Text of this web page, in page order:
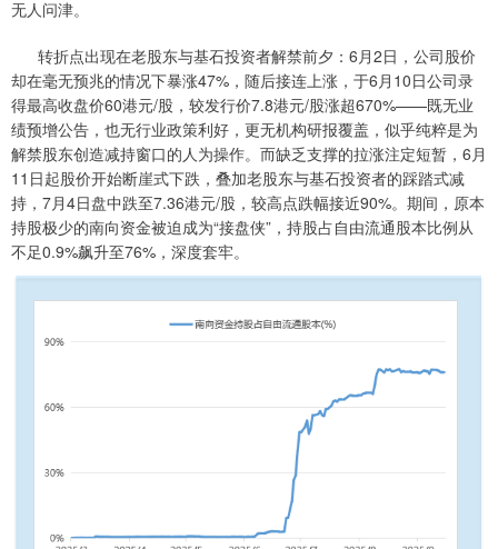
无人问津。
转折点出现在老股东与基石投资者解禁前夕：6月2日，公司股价
却在毫无预兆的情况下暴涨47%，随后接连上涨，于6月10日公司录
得最高收盘价60港元/股，较发行价7.8港元/股涨超670%——既无业
绩预增公告，也无行业政策利好，更无机构研报覆盖，似乎纯粹是为
解禁股东创造减持窗口的人为操作。而缺乏支撑的拉涨注定短暂，6月
11日起股价开始断崖式下跌，叠加老股东与基石投资者的踩踏式减
持，7月4日盘中跌至7.36港元/股，较高点跌幅接近90%。期间，原本
持股极少的南向资金被迫成为“接盘侠”，持股占自由流通股本比例从
不足0.9%飙升至76%，深度套牢。